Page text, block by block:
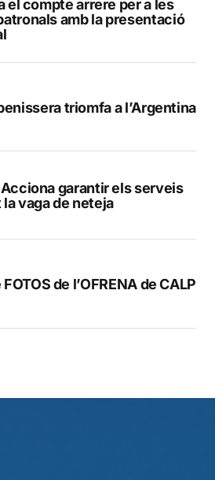
el compte arrere per a les
amb la presentació
triomfa a l’Argentina
garantir els serveis
vaga de neteja
de l’OFRENA de CALP